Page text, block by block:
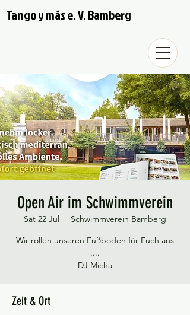
Tango y más e. V. Bamberg
Open Air im Schwimmverein
Sat 22 Jul
  |
Schwimmverein Bamberg
Wir rollen unseren Fußboden für Euch aus
....
DJ Micha
Zeit & Ort